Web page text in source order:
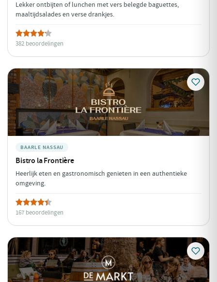
Lekker ontbijten of lunchen met vers belegde baguettes,
maaltijdsalades en verse drankjes.
382 beoordelingen
BAARLE NASSAU
Bistro la Frontière
Heerlijk eten en gastronomisch genieten in een authentieke
omgeving.
167 beoordelingen